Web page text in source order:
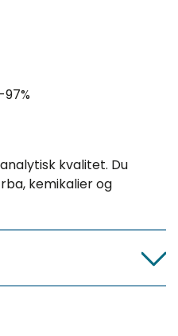
kvalitet. Du
kemikalier og